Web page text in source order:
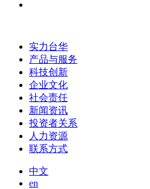
实力台华
产品与服务
科技创新
企业文化
社会责任
新闻资讯
投资者关系
人力资源
联系方式
中文
en